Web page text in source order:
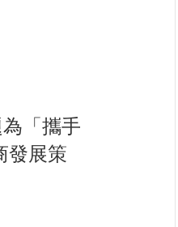
「攜手
發展策